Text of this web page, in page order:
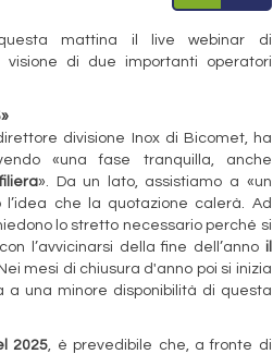
mattina il live webinar di
di due importanti operatori
divisione Inox di Bicomet, ha
«una fase tranquilla, anche
». Da un lato, assistiamo a «un
l’idea che la quotazione calerà. Ad
lo stretto necessario perché si
l’avvicinarsi della fine dell’anno il
mesi di chiusura d'anno poi si inizia
a una minore disponibilità di questa
2025, è prevedibile che, a fronte di